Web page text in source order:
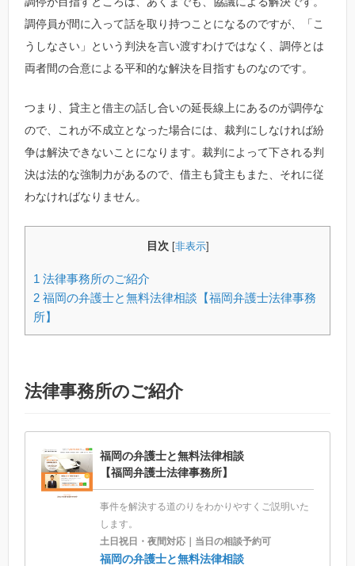
調停員が間に入って話を取り持つことになるのですが、「こ
うしなさい」という判決を言い渡すわけではなく、調停とは
両者間の合意による平和的な解決を目指すものなのです。
つまり、貸主と借主の話し合いの延長線上にあるのが調停な
ので、これが不成立となった場合には、裁判にしなければ紛
争は解決できないことになります。裁判によって下される判
決は法的な強制力があるので、借主も貸主もまた、それに従
わなければなりません。
目次 [非表示]
1 法律事務所のご紹介
2 福岡の弁護士と無料法律相談【福岡弁護士法律事務
所】
法律事務所のご紹介
福岡の弁護士と無料法律相談
【福岡弁護士法律事務所】
事件を解決する道のりをわかりやすくご説明いた
します。
土日祝日・夜間対応｜当日の相談予約可
福岡の弁護士と無料法律相談